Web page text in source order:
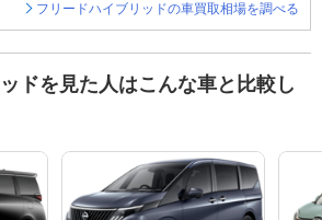
フリードハイブリッドの車買取相場を調べる
ドを見た人はこんな車と比較し